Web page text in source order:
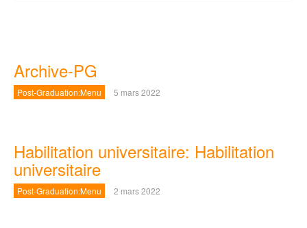
Archive-PG
Post-Graduation:Menu 5 mars 2022
Habilitation universitaire: Habilitation
universitaire
Post-Graduation:Menu 2 mars 2022